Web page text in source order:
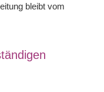
bleibt vom